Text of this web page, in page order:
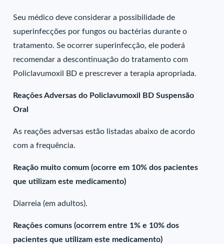
Seu médico deve considerar a possibilidade de
superinfecções por fungos ou bactérias durante o
tratamento. Se ocorrer superinfecção, ele poderá
recomendar a descontinuação do tratamento com
Policlavumoxil BD e prescrever a terapia apropriada.
Reações Adversas do Policlavumoxil BD Suspensão
Oral
As reações adversas estão listadas abaixo de acordo
com a frequência.
Reação muito comum (ocorre em 10% dos pacientes
que utilizam este medicamento)
Diarreia (em adultos).
Reações comuns (ocorrem entre 1% e 10% dos
pacientes que utilizam este medicamento)